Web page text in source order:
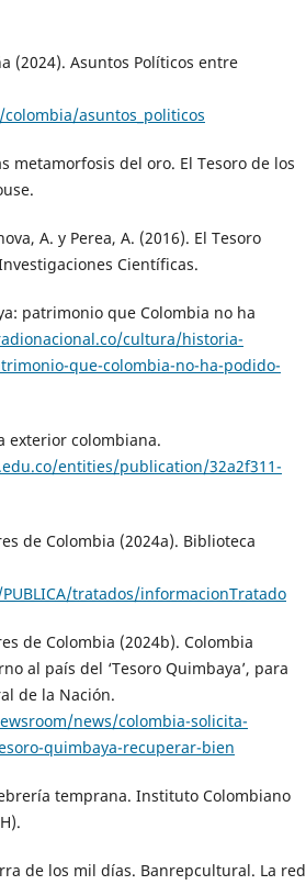
(2024). Asuntos Políticos entre
asuntos_politicos
metamorfosis del oro. El Tesoro de los
A. y Perea, A. (2016). El Tesoro
Científicas.
patrimonio que Colombia no ha
cultura/historia-
que-colombia-no-ha-podido-
exterior colombiana.
entities/publication/32a2f311-
de Colombia (2024a). Biblioteca
tratados/informacionTratado
de Colombia (2024b). Colombia
al país del ‘Tesoro Quimbaya’, para
de la Nación.
news/colombia-solicita-
quimbaya-recuperar-bien
temprana. Instituto Colombiano
de los mil días. Banrepcultural. La red